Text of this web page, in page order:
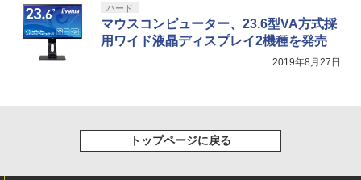
ハード
マウスコンピューター、23.6型VA方式採
用ワイド液晶ディスプレイ2機種を発売
2019年8月27日
トップページに戻る